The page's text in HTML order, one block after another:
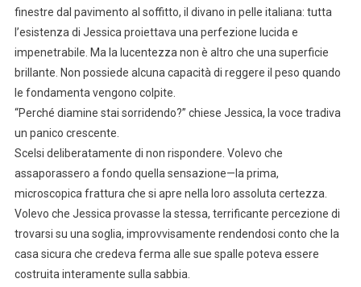
finestre dal pavimento al soffitto, il divano in pelle italiana: tutta
l’esistenza di Jessica proiettava una perfezione lucida e
impenetrabile. Ma la lucentezza non è altro che una superficie
brillante. Non possiede alcuna capacità di reggere il peso quando
le fondamenta vengono colpite.
“Perché diamine stai sorridendo?” chiese Jessica, la voce tradiva
un panico crescente.
Scelsi deliberatamente di non rispondere. Volevo che
assaporassero a fondo quella sensazione—la prima,
microscopica frattura che si apre nella loro assoluta certezza.
Volevo che Jessica provasse la stessa, terrificante percezione di
trovarsi su una soglia, improvvisamente rendendosi conto che la
casa sicura che credeva ferma alle sue spalle poteva essere
costruita interamente sulla sabbia.